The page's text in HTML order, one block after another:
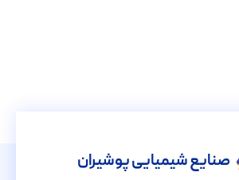
صنایع شیمیایی پوشیران